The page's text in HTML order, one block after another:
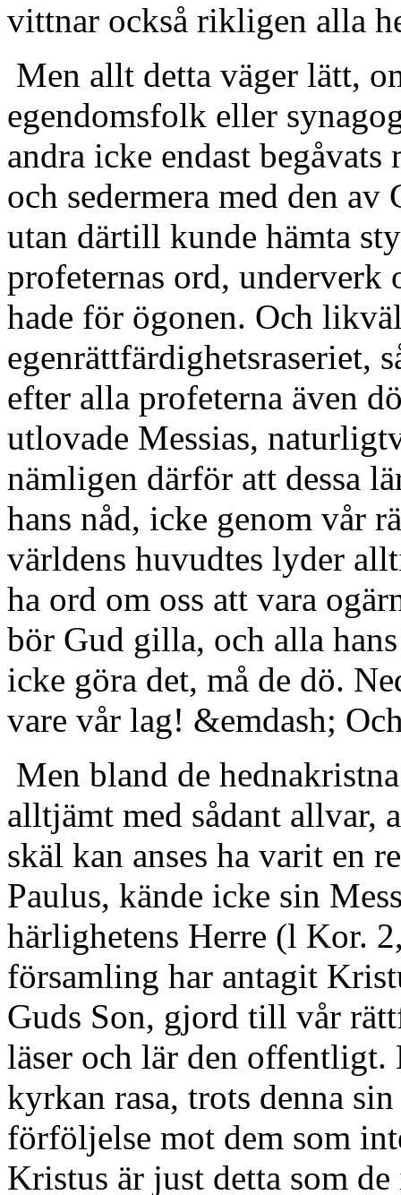
vittnar också rikligen alla
Men allt detta väger lätt,
egendomsfolk eller
andra icke endast
och sedermera med den
utan därtill kunde hämta
profeternas ord, underverk
hade för ögonen. Och
egenrättfärdighetsraseriet,
efter alla profeterna även
utlovade Messias,
nämligen därför att dessa
hans nåd, icke genom vår
världens huvudtes lyder
ha ord om oss att vara
bör Gud gilla, och alla
icke göra det, må de dö.
vare vår lag! &emdash;
Men bland de
alltjämt med sådant allvar,
skäl kan anses ha varit en
Paulus, kände icke sin
härlighetens Herre (l Kor.
församling har antagit
Guds Son, gjord till vår
läser och lär den offentligt.
kyrkan rasa, trots denna
förföljelse mot dem som
Kristus är just detta som